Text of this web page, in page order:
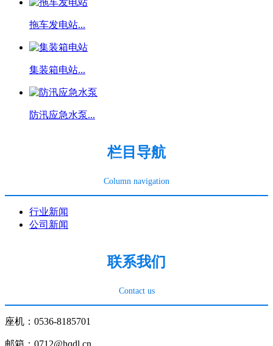
拖车发电站...
集装箱电站...
防汛应急水泵...
栏目导航
Column navigation
行业新闻
公司新闻
联系我们
Contact us
座机：0536-8185701
邮箱：0712@hqdl.cn